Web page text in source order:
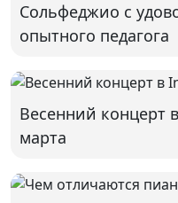
Сольфеджио с
опытного педагога
Весенний концерт
марта